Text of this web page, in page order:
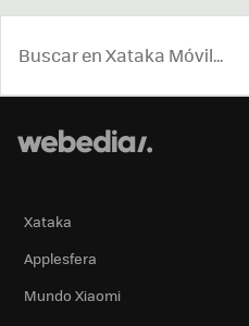
Xataka
Applesfera
Mundo Xiaomi